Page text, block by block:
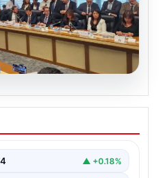
çerçeve
başladı
Dair Kanun
▲ +0.18%